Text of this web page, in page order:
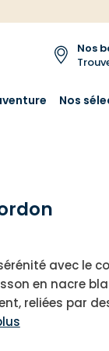
Nos
Nos
avec le
en nacre
reliées par